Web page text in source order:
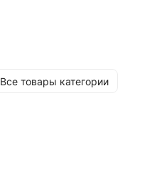
Все товары категории